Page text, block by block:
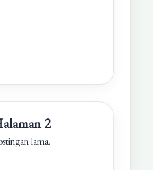
2
lama.